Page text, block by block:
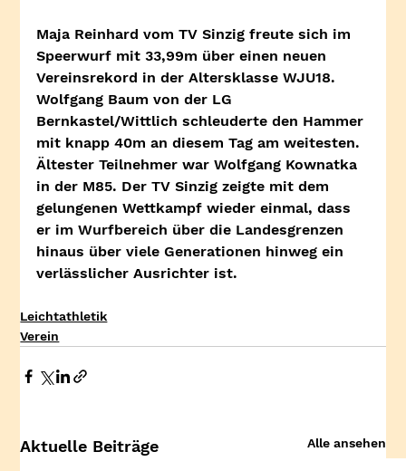
Maja Reinhard vom TV Sinzig freute sich im
Speerwurf mit 33,99m über einen neuen
Vereinsrekord in der Altersklasse WJU18.
Wolfgang Baum von der LG
Bernkastel/Wittlich schleuderte den Hammer
mit knapp 40m an diesem Tag am weitesten.
Ältester Teilnehmer war Wolfgang Kownatka
in der M85. Der TV Sinzig zeigte mit dem
gelungenen Wettkampf wieder einmal, dass
er im Wurfbereich über die Landesgrenzen
hinaus über viele Generationen hinweg ein
verlässlicher Ausrichter ist.
Leichtathletik
Verein
Aktuelle Beiträge Alle ansehen